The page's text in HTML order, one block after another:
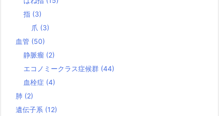
指 (3)
爪 (3)
血管 (50)
静脈瘤 (2)
エコノミークラス症候群 (44)
血栓症 (4)
肺 (2)
遺伝子系 (12)